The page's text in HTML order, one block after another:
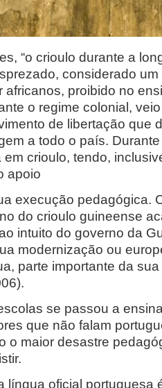
“o crioulo durante a
considerado
africanos, proibido no
o regime colonial,
de libertação que
a todo o país.
crioulo, tendo,
apoio
execução pedagógica.
do crioulo guineense
intuito do governo da
modernização ou
parte importante da
se passou a
que não falam
o maior desastre
língua oficial portuguesa